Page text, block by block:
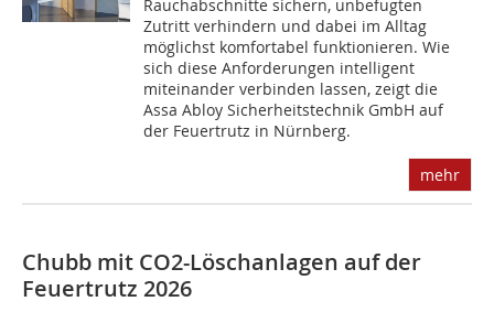
Rauchabschnitte sichern, unbefugten
Zutritt verhindern und dabei im Alltag
möglichst komfortabel funktionieren. Wie
sich diese Anforderungen intelligent
miteinander verbinden lassen, zeigt die
Assa Abloy Sicherheitstechnik GmbH auf
der Feuertrutz in Nürnberg.
mehr
Chubb mit CO2-Löschanlagen auf der
Feuertrutz 2026